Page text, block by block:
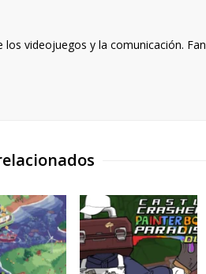
videojuegos y la comunicación.